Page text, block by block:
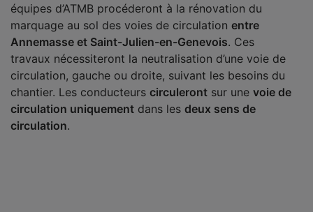
équipes d’ATMB procéderont à la rénovation du
marquage au sol des voies de circulation entre
Annemasse et Saint-Julien-en-Genevois. Ces
travaux nécessiteront la neutralisation d’une voie de
circulation, gauche ou droite, suivant les besoins du
chantier. Les conducteurs circuleront sur une voie de
circulation uniquement dans les deux sens de
circulation.